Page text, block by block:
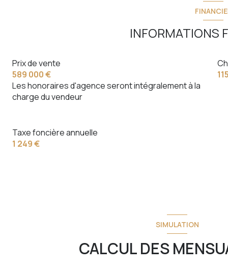
INFORMATIONS
Prix de vente
589 000 €
Les honoraires d'agence seront intégralement à la
charge du vendeur
Taxe foncière annuelle
1 249 €
SIMULATION
CALCUL DES